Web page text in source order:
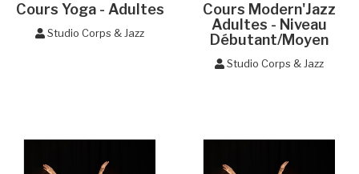
Cours Yoga - Adultes
Studio Corps & Jazz
Cours Modern'Jazz
Adultes - Niveau
Débutant/Moyen
Studio Corps & Jazz